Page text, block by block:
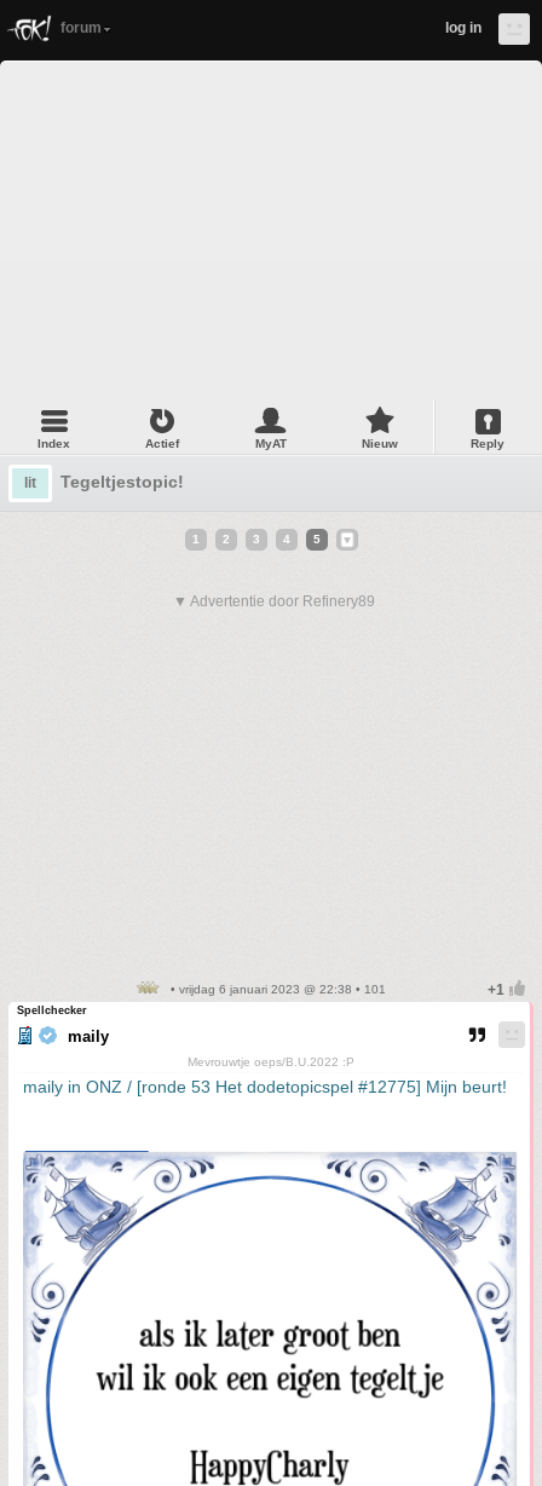
forum log in
Index Actief MyAT Nieuw Reply
lit Tegeltjestopic!
1 2 3 4 5
▼ Advertentie door Refinery89
• vrijdag 6 januari 2023 @ 22:38 • 101
Spellchecker
maily
Mevrouwtje oeps/B.U.2022 :P
maily in ONZ / [ronde 53 Het dodetopicspel #12775] Mijn beurt!